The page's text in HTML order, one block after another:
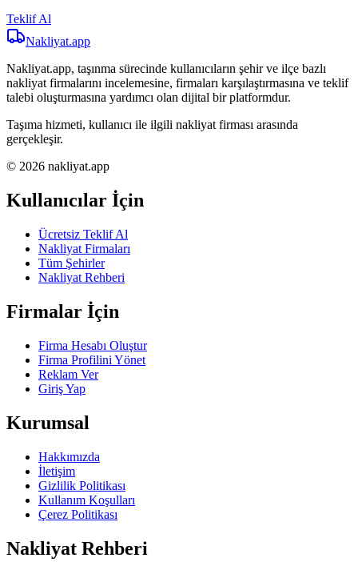
Teklif Al
Nakliyat.app
Nakliyat.app, taşınma sürecinde kullanıcıların şehir ve ilçe bazlı
nakliyat firmalarını incelemesine, firmaları karşılaştırmasına ve teklif
talebi oluşturmasına yardımcı olan dijital bir platformdur.
Taşıma hizmeti, kullanıcı ile ilgili nakliyat firması arasında
gerçekleşir.
© 2026 nakliyat.app
Kullanıcılar İçin
Ücretsiz Teklif Al
Nakliyat Firmaları
Tüm Şehirler
Nakliyat Rehberi
Firmalar İçin
Firma Hesabı Oluştur
Firma Profilini Yönet
Reklam Ver
Giriş Yap
Kurumsal
Hakkımızda
İletişim
Gizlilik Politikası
Kullanım Koşulları
Çerez Politikası
Nakliyat Rehberi